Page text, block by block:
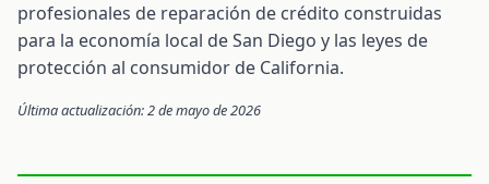
profesionales de reparación de crédito construidas
para la economía local de San Diego y las leyes de
protección al consumidor de California.
Última actualización: 2 de mayo de 2026